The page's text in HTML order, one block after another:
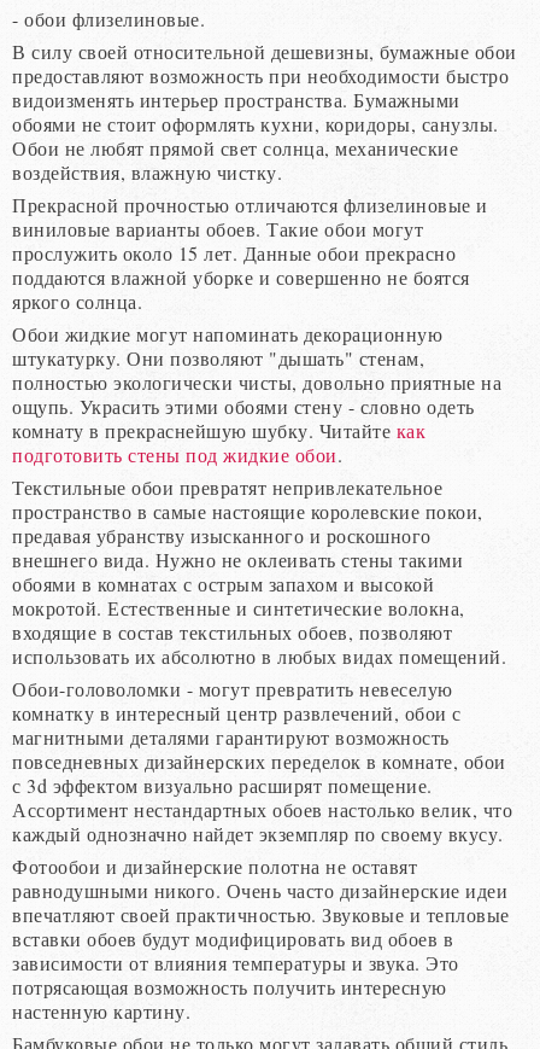
- обои флизелиновые.
В силу своей относительной дешевизны, бумажные обои
предоставляют возможность при необходимости быстро
видоизменять интерьер пространства. Бумажными
обоями не стоит оформлять кухни, коридоры, санузлы.
Обои не любят прямой свет солнца, механические
воздействия, влажную чистку.
Прекрасной прочностью отличаются флизелиновые и
виниловые варианты обоев. Такие обои могут
прослужить около 15 лет. Данные обои прекрасно
поддаются влажной уборке и совершенно не боятся
яркого солнца.
Обои жидкие могут напоминать декорационную
штукатурку. Они позволяют "дышать" стенам,
полностью экологически чисты, довольно приятные на
ощупь. Украсить этими обоями стену - словно одеть
комнату в прекраснейшую шубку. Читайте как
подготовить стены под жидкие обои.
Текстильные обои превратят непривлекательное
пространство в самые настоящие королевские покои,
предавая убранству изысканного и роскошного
внешнего вида. Нужно не оклеивать стены такими
обоями в комнатах с острым запахом и высокой
мокротой. Естественные и синтетические волокна,
входящие в состав текстильных обоев, позволяют
использовать их абсолютно в любых видах помещений.
Обои-головоломки - могут превратить невеселую
комнатку в интересный центр развлечений, обои с
магнитными деталями гарантируют возможность
повседневных дизайнерских переделок в комнате, обои
с 3d эффектом визуально расширят помещение.
Ассортимент нестандартных обоев настолько велик, что
каждый однозначно найдет экземпляр по своему вкусу.
Фотообои и дизайнерские полотна не оставят
равнодушными никого. Очень часто дизайнерские идеи
впечатляют своей практичностью. Звуковые и тепловые
вставки обоев будут модифицировать вид обоев в
зависимости от влияния температуры и звука. Это
потрясающая возможность получить интересную
настенную картину.
Бамбуковые обои не только могут задавать общий стиль